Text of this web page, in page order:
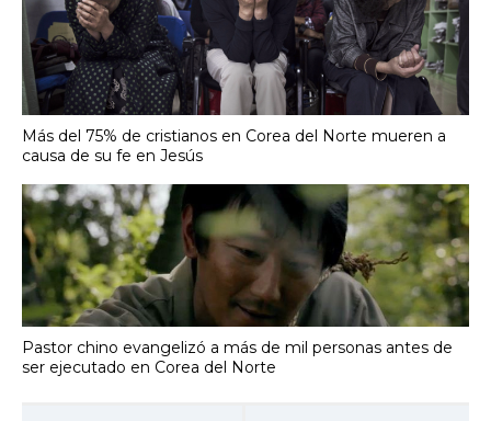
Más del 75% de cristianos en Corea del Norte mueren a
causa de su fe en Jesús
Pastor chino evangelizó a más de mil personas antes de
ser ejecutado en Corea del Norte